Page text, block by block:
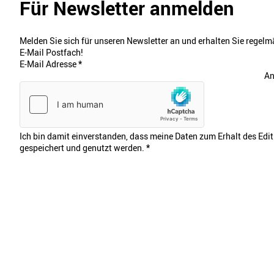
Für Newsletter anmelden
Melden Sie sich für unseren Newsletter an und erhalten Sie
E-Mail Postfach!
E-Mail Adresse*
Ich bin damit einverstanden, dass meine Daten zum Erhalt des
gespeichert und genutzt werden. *